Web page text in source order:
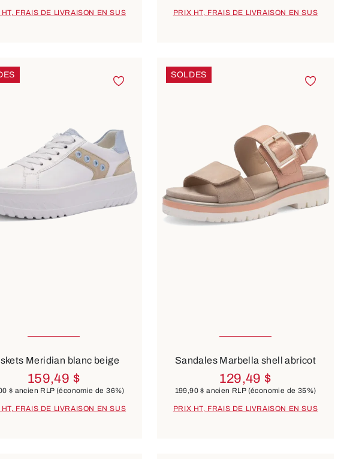
HT, FRAIS DE LIVRAISON EN SUS PRIX HT, FRAIS DE LIVRAISON EN SUS
noir beige
Meridian blanc beige
159,49 $
$ ancien RLP(économie de 36%)
HT, FRAIS DE LIVRAISON EN SUS
SOLDES
10 Couleurs
Sandales Marbella shell abricot
129,49 $
199,90 $ ancien RLP (économie de 35%)
PRIX HT, FRAIS DE LIVRAISON EN SUS